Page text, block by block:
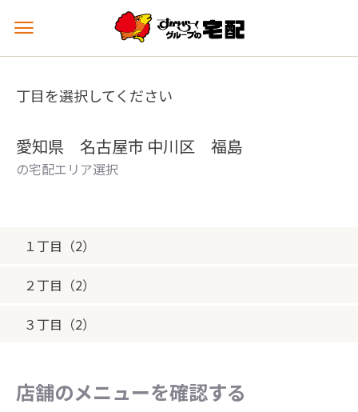
メ
ュ
を
丁目を選択してください
愛知県 名古屋市 中川区 福島
の宅配エリア選択
１丁目（2）
２丁目（2）
３丁目（2）
店舗のメニューを確認する